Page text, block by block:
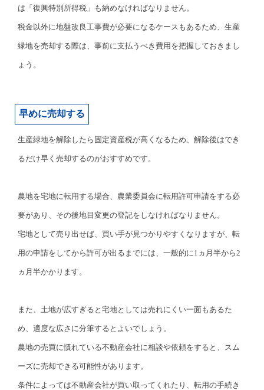
は「復興特別所得税」も納めなければなりません。
税金以外に地盤改良工事費が必要になるケースもあるため、生産
緑地を売却する際は、事前に支払うべき費用を把握しておきまし
ょう。
早めに売却する
生産緑地を解除したら固定資産税が高くなるため、解除後はでき
るだけ早く売却するのがおすすめです。
農地を宅地に転用する場合、農業委員会に転用許可申請をする必
要があり、その後地目変更の登記をしなければなりません。
宅地として売り出せば、買い手が見つかりやすくなりますが、転
用の申請をしてから許可が出るまでには、一般的に1ヵ月半から2
ヵ月半かかります。
また、土地が広すぎると宅地としては売れにくい一面もあるた
め、適度な広さに分筆するとよいでしょう。
農地の売買に慣れている不動産会社に相談や依頼をすると、スム
ーズに売却できる可能性があります。
条件によっては不動産会社が買い取ってくれたり、転用の手続き